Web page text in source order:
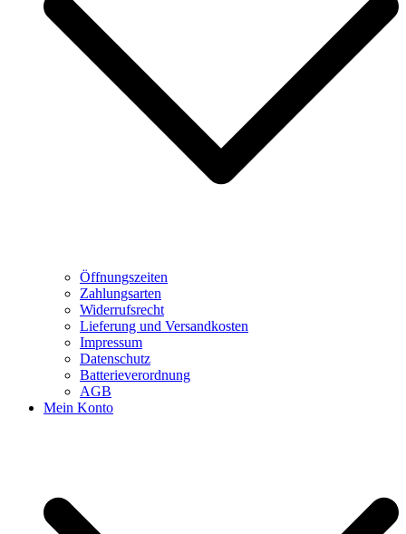
Öffnungszeiten
Zahlungsarten
Widerrufsrecht
Lieferung und Versandkosten
Impressum
Datenschutz
Batterieverordnung
AGB
Mein Konto